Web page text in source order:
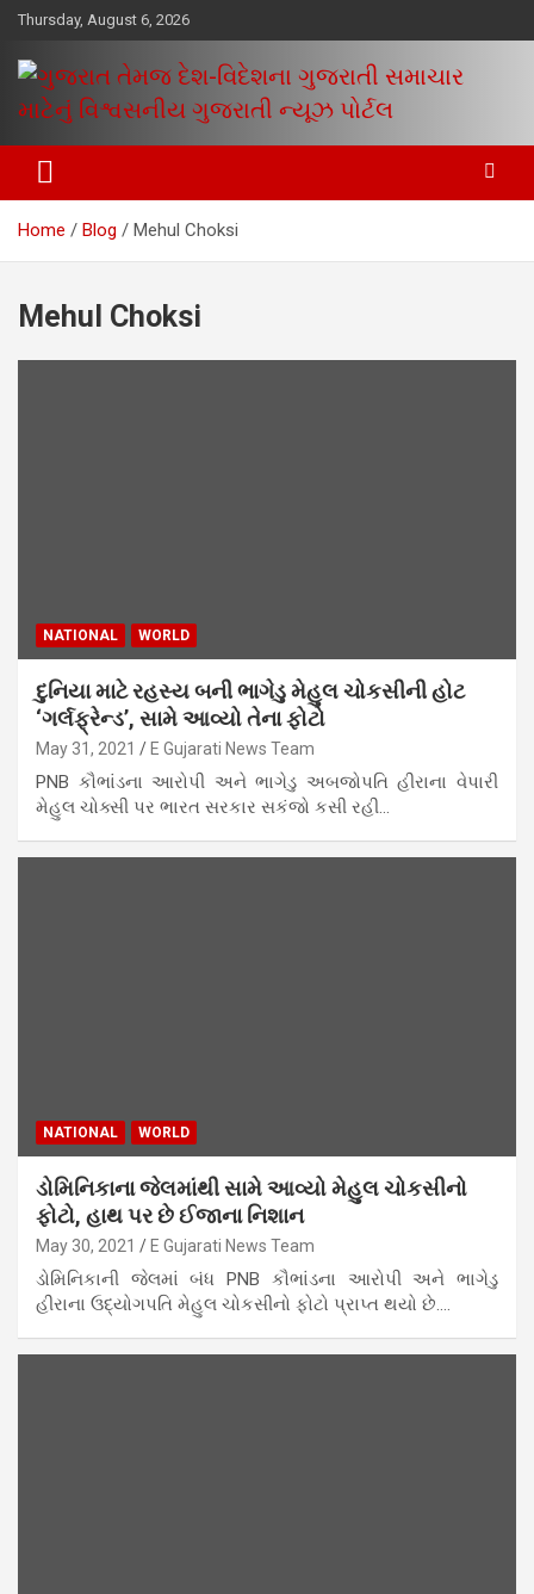
Skip
content
Thursday, August 6, 2026
ગુજરાત તેમજ દેશ-વિદેશના ગુજરાતી
સમાચાર માટેનું વિશ્વસનીય ગુજરાતી
ન્યૂઝ પોર્ટલ
Home Blog Mehul Choksi
Mehul Choksi
NATIONAL WORLD
દુનિયા માટે રહસ્ય બની ભાગેડુ મેહુલ ચોકસીની હોટ
‘ગર્લફ્રેન્ડ’, સામે આવ્યો તેના ફોટો
May 31, 2021 E Gujarati News Team
PNB કૌભાંડના આરોપી અને ભાગેડુ અબજોપતિ હીરાના વેપારી
મેહુલ ચોક્સી પર ભારત સરકાર સકંજો કસી રહી…
NATIONAL WORLD
ડોમિનિકાના જેલમાંથી સામે આવ્યો મેહુલ ચોકસીનો
ફોટો, હાથ પર છે ઈજાના નિશાન
May 30, 2021 E Gujarati News Team
ડોમિનિકાની જેલમાં બંધ PNB કૌભાંડના આરોપી અને ભાગેડુ
હીરાના ઉદ્યોગપતિ મેહુલ ચોકસીનો ફોટો પ્રાપ્ત થયો છે.…